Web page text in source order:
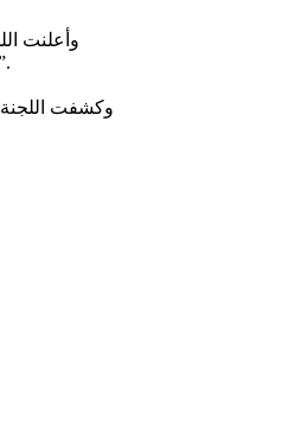
وأعلنت
(الكاف)، أن الحصول على تأشيرة إلكترونية إلى المغرب
وكشفت اللجنة